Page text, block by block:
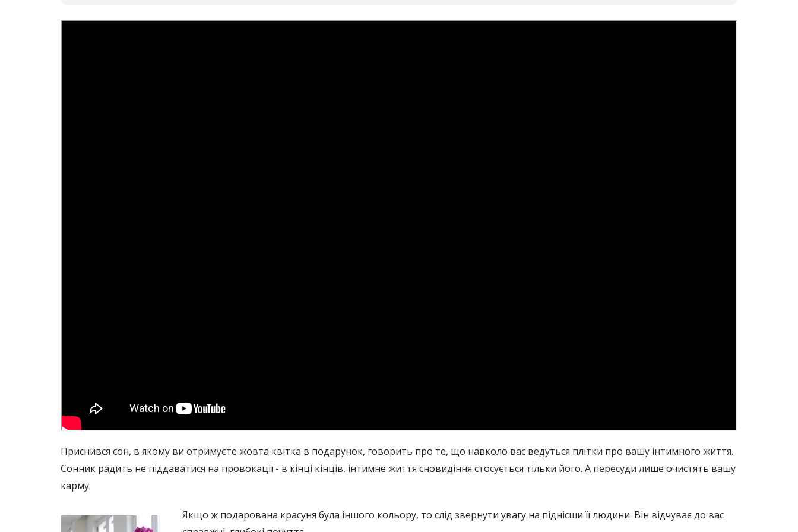
Приснився сон, в якому ви отримуєте жовта квітка в подарунок, говорить про те, що навколо вас ведуться плітки про вашу інтимного життя.
Сонник радить не піддаватися на провокації - в кінці кінців, інтимне життя сновидіння стосується тільки його. А пересуди лише очистять вашу
карму.
Якщо ж подарована красуня була іншого кольору, то слід звернути увагу на піднісши її людини. Він відчуває до вас